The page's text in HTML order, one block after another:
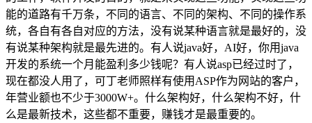
能的道路有千万条，不同的语言、不同的架构、不同的操作系
统，各自有各自对应的方法，没有说某种语言就是最好的，没
有说某种架构就是最先进的。有人说java好，AI好，你用java
开发的系统一个月能盈利多少钱呢？有人说asp已经过时了，
现在都没人用了，可丁老师照样有使用ASP作为网站的客户，
年营业额也不少于3000W+。什么架构好，什么架构不好，什
么是最新技术，这些都不重要，赚钱才是最重要的。